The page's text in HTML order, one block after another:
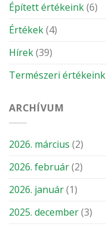
Épített értékeink(6)
Értékek(4)
Hírek(39)
Természeri értékeink
ARCHÍVUM
2026. március (2)
2026. február(2)
2026. január(1)
2025. december(3)